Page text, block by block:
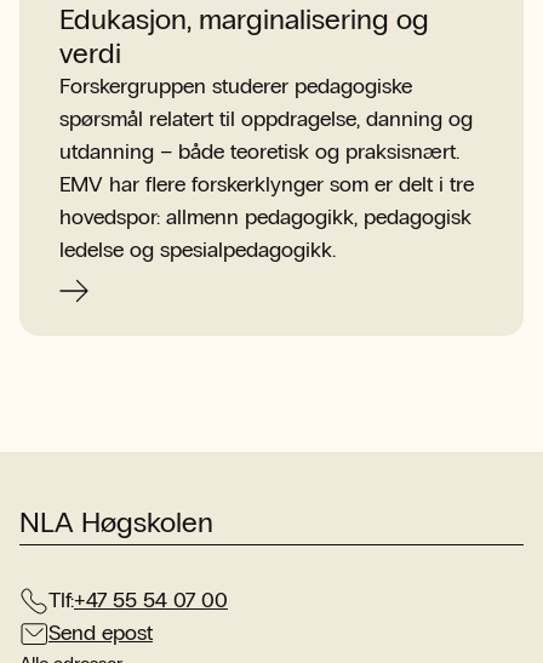
Edukasjon, marginalisering og
verdi
Forskergruppen studerer pedagogiske
spørsmål relatert til oppdragelse, danning og
utdanning – både teoretisk og praksisnært.
EMV har flere forskerklynger som er delt i tre
hovedspor: allmenn pedagogikk, pedagogisk
ledelse og spesialpedagogikk.
NLA Høgskolen
Tlf:+47 55 54 07 00
Send epost